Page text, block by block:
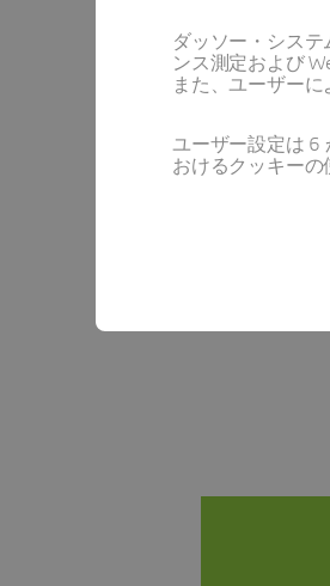
生産
DWG
チーム
ダッソー・シス
ンス測定および
また、ユーザー
ユーザー設定は 6
おけるクッキー